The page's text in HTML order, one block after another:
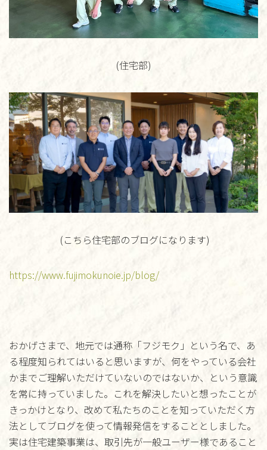
(住宅部)
(こちら住宅部のブログになります)
https://www.fujimokunoie.jp/blog/
おかげさまで、地元では通称「フジモク」という名で、あ
る程度知られてはいると思いますが、何をやっている会社
かまでご理解いただけていないのではないか、という意識
を常に持っていました。これを解決したいと想ったことが
きっかけとなり、改めて私たちのことを知っていただく方
法としてブログを使って情報発信をすることとしました。
実は住宅建築事業は、取引先が一般ユーザー様であること